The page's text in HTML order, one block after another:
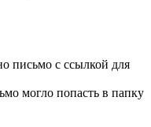
письмо с ссылкой для
могло попасть в папку